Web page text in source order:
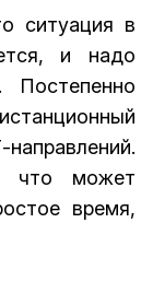
ситуация в
и надо
Постепенно
что может
время,